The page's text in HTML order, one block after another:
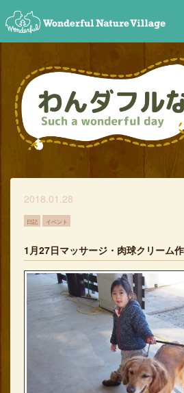
2018.01.28
日記 イベント
1月27日マッサージ・肉球クリーム